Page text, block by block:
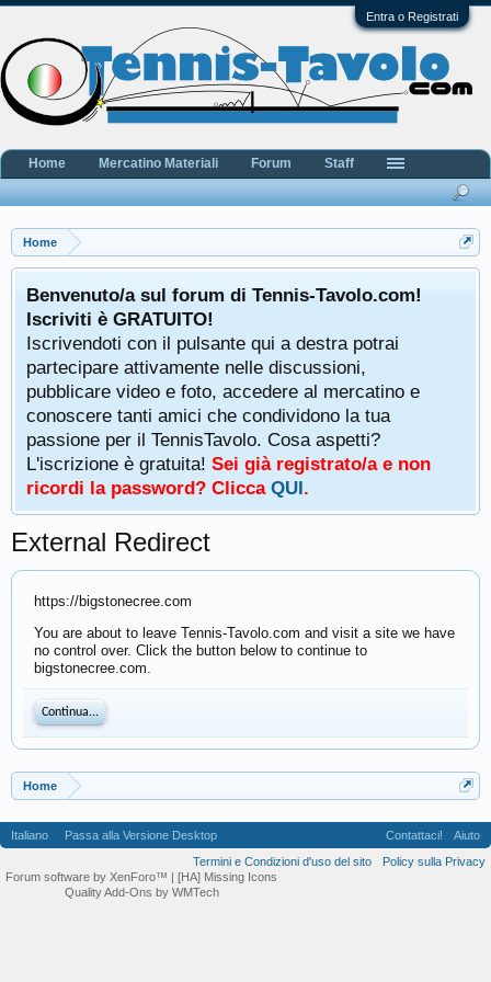
Entra o Registrati
Home
Benvenuto/a sul forum di Tennis-Tavolo.com!
Iscriviti è GRATUITO!
Iscrivendoti con il pulsante qui a destra potrai
partecipare attivamente nelle discussioni,
pubblicare video e foto, accedere al mercatino e
conoscere tanti amici che condividono la tua
passione per il TennisTavolo. Cosa aspetti?
L'iscrizione è gratuita! Sei già registrato/a e non
ricordi la password? Clicca QUI.
External Redirect
https://bigstonecree.com
You are about to leave Tennis-Tavolo.com and visit a site we have
no control over. Click the button below to continue to
bigstonecree.com.
Continua...
Home
Home Mercatino Materiali Forum Staff
Italiano Passa alla Versione Desktop Contattaci!
Aiuto
Termini e Condizioni d'uso del sito
Policy sulla Privacy
Forum software by XenForo™ | [HA] Missing Icons
Quality Add-Ons by WMTech